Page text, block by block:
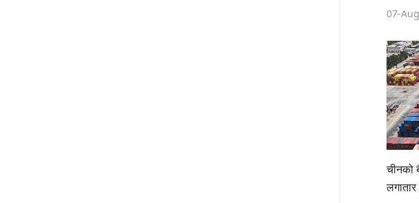
07-
चीनको